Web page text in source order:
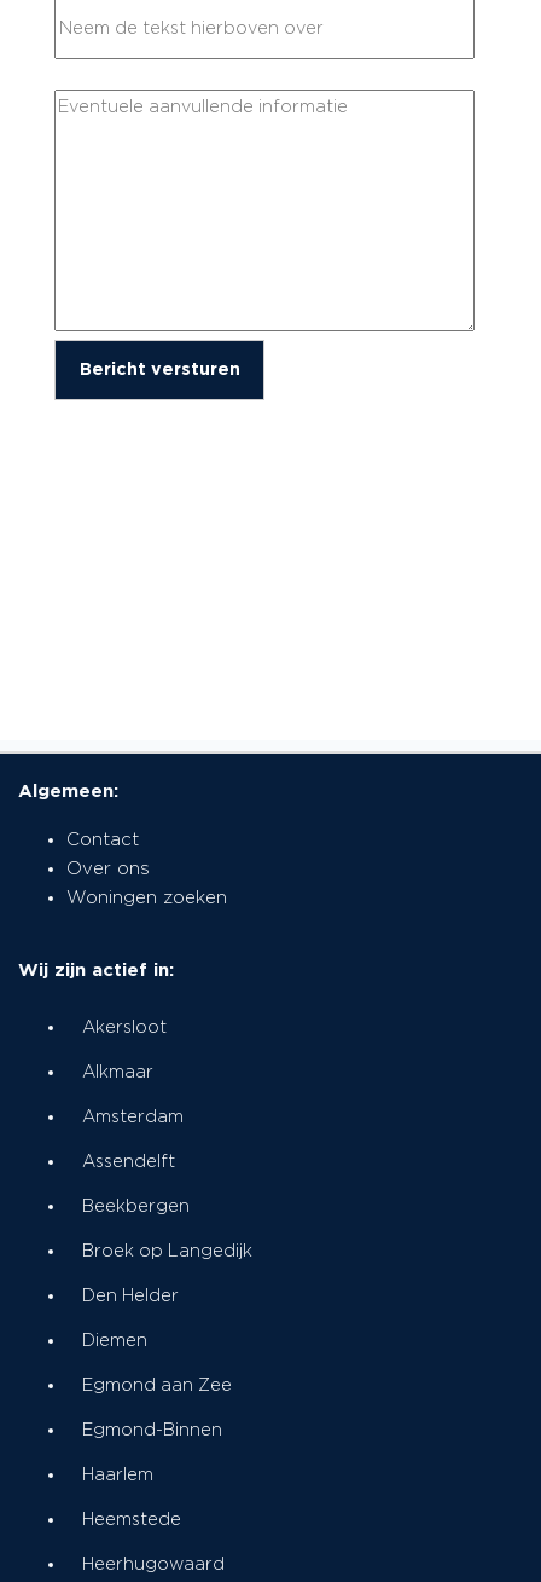
Bericht versturen
Algemeen:
Contact
Over ons
Woningen zoeken
Wij zijn actief in:
Akersloot
Alkmaar
Amsterdam
Assendelft
Beekbergen
Broek op Langedijk
Den Helder
Diemen
Egmond aan Zee
Egmond-Binnen
Haarlem
Heemstede
Heerhugowaard